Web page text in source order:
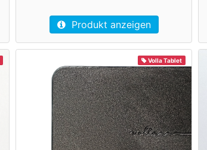
Produkt anzeigen
Volla Tablet